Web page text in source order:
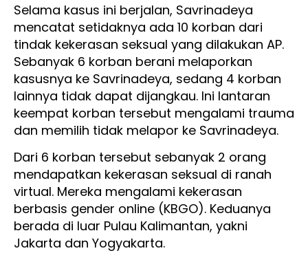
Selama kasus ini berjalan, Savrinadeya
mencatat setidaknya ada 10 korban dari
tindak kekerasan seksual yang dilakukan AP.
Sebanyak 6 korban berani melaporkan
kasusnya ke Savrinadeya, sedang 4 korban
lainnya tidak dapat dijangkau. Ini lantaran
keempat korban tersebut mengalami trauma
dan memilih tidak melapor ke Savrinadeya.
Dari 6 korban tersebut sebanyak 2 orang
mendapatkan kekerasan seksual di ranah
virtual. Mereka mengalami kekerasan
berbasis gender online (KBGO). Keduanya
berada di luar Pulau Kalimantan, yakni
Jakarta dan Yogyakarta.